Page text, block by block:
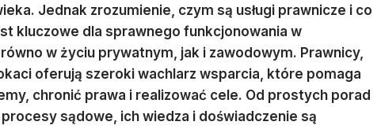
Jednak zrozumienie, czym są usługi prawnicze i co
kluczowe dla sprawnego funkcjonowania w
w życiu prywatnym, jak i zawodowym. Prawnicy,
oferują szeroki wachlarz wsparcia, które pomaga
chronić prawa i realizować cele. Od prostych porad
sądowe, ich wiedza i doświadczenie są